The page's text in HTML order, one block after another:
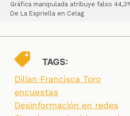
Gráfica manipulada atribuye falso
De La Espriella en Celag
TAGS:
Dilian Francisca Toro
encuestas
Desinformación en redes